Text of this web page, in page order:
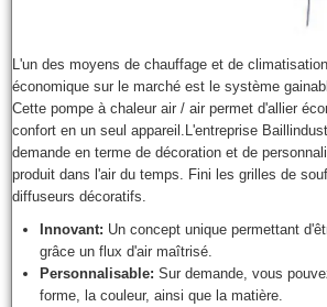
L'un des moyens de chauffage et de
économique sur le marché est le système
Cette pompe à chaleur air / air permet d'allier
confort en un seul appareil.L'entreprise
demande en terme de décoration et de
produit dans l'air du temps. Fini les grilles de
diffuseurs décoratifs.
Innovant: Un concept unique permettant
grâce un flux d'air maîtrisé.
Personnalisable: Sur demande, vous
forme, la couleur, ainsi que la matière.